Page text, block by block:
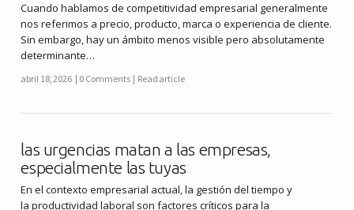
Cuando hablamos de competitividad empresarial generalmente
nos referimos a precio, producto, marca o experiencia de cliente.
Sin embargo, hay un ámbito menos visible pero absolutamente
determinante…
abril 18, 2026 0 Comments Read article
las urgencias matan a las empresas,
especialmente las tuyas
En el contexto empresarial actual, la gestión del tiempo y
la productividad laboral son factores críticos para la